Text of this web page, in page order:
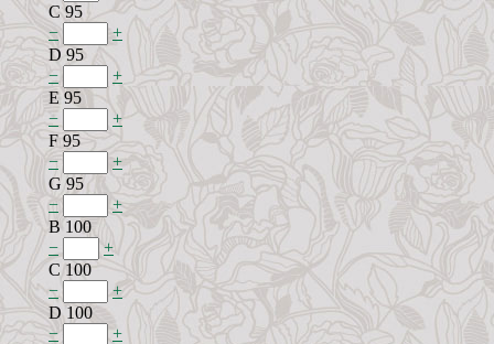
C 95
−
+
D 95
−
+
E 95
−
+
F 95
−
+
G 95
−
+
B 100
−
+
C 100
−
+
D 100
−
+